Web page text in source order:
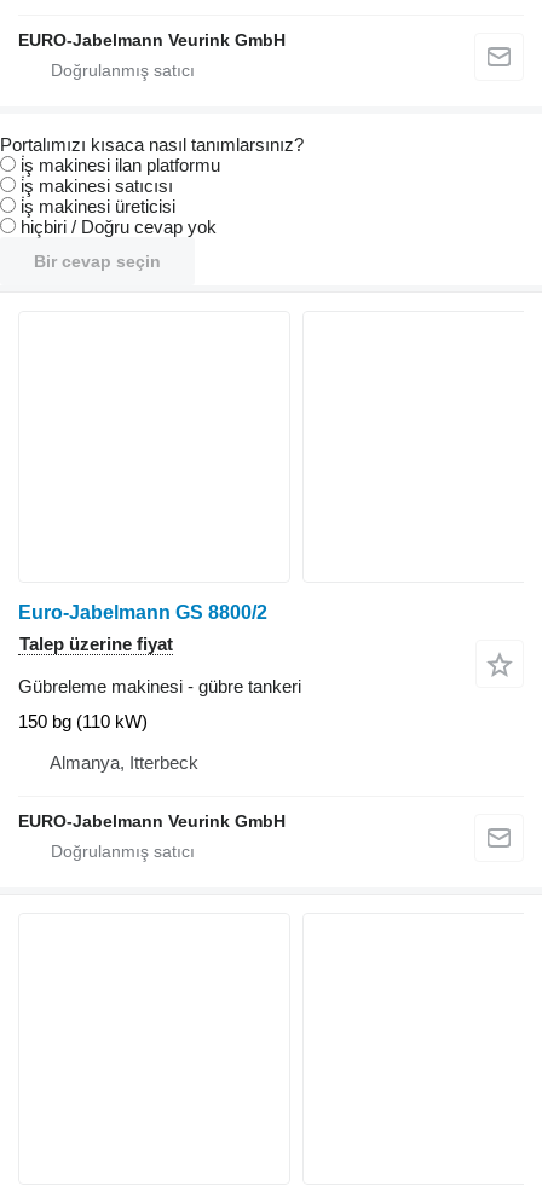
EURO-Jabelmann Veurink GmbH
Portalımızı kısaca nasıl tanımlarsınız?
i̇ş makinesi ilan platformu
i̇ş makinesi satıcısı
i̇ş makinesi üreticisi
hiçbiri / Doğru cevap yok
Bir cevap seçin
Euro-Jabelmann GS 8800/2
Talep üzerine fiyat
Gübreleme makinesi - gübre tankeri
150 bg (110 kW)
Almanya, Itterbeck
EURO-Jabelmann Veurink GmbH